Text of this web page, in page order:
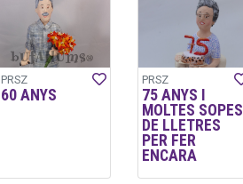
PRSZ
60 ANYS
PRSZ
75 ANYS I
MOLTES SOPES
DE LLETRES
PER FER
ENCARA